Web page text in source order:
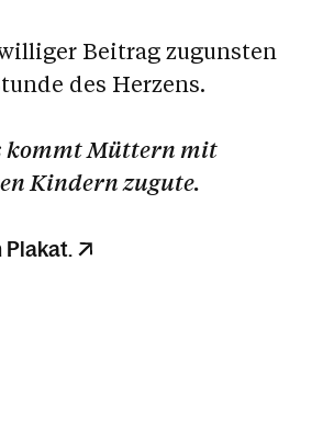
Beitrag zugunsten
des Herzens.
kommt Müttern mit
Kindern zugute.
Plakat.